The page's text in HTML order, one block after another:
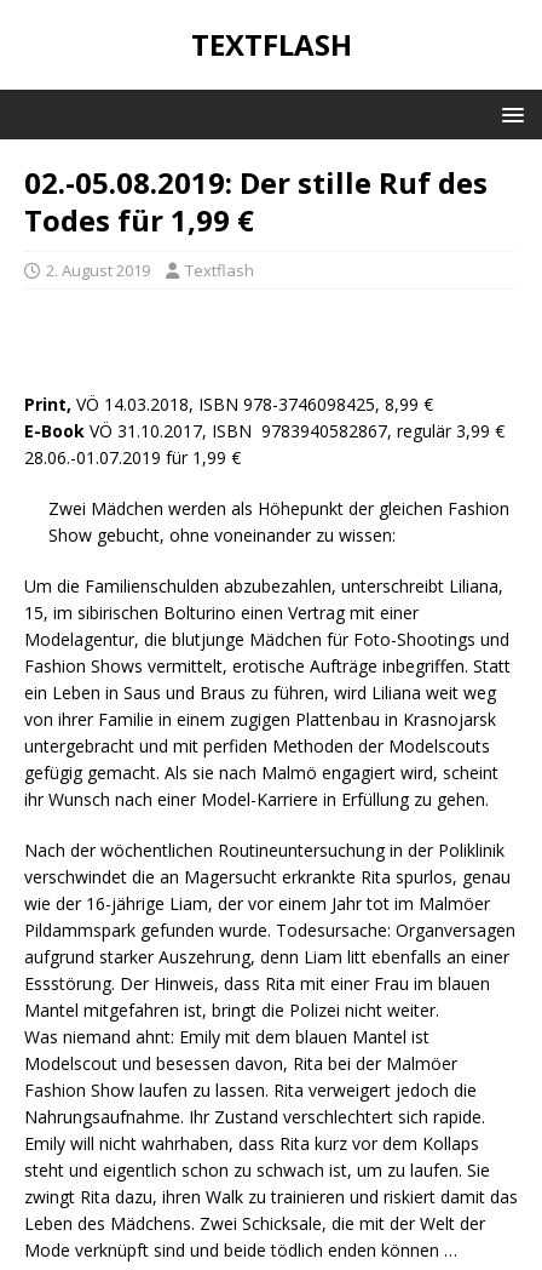
TEXTFLASH
02.-05.08.2019: Der stille Ruf des
Todes für 1,99 €
2. August 2019 Textflash
Print, VÖ 14.03.2018, ISBN 978-3746098425, 8,99 €
E-Book VÖ 31.10.2017, ISBN 9783940582867, regulär 3,99 €
28.06.-01.07.2019 für 1,99 €
Zwei Mädchen werden als Höhepunkt der gleichen Fashion
Show gebucht, ohne voneinander zu wissen:
Um die Familienschulden abzubezahlen, unterschreibt Liliana,
15, im sibirischen Bolturino einen Vertrag mit einer
Modelagentur, die blutjunge Mädchen für Foto-Shootings und
Fashion Shows vermittelt, erotische Aufträge inbegriffen. Statt
ein Leben in Saus und Braus zu führen, wird Liliana weit weg
von ihrer Familie in einem zugigen Plattenbau in Krasnojarsk
untergebracht und mit perfiden Methoden der Modelscouts
gefügig gemacht. Als sie nach Malmö engagiert wird, scheint
ihr Wunsch nach einer Model-Karriere in Erfüllung zu gehen.
Nach der wöchentlichen Routineuntersuchung in der Poliklinik
verschwindet die an Magersucht erkrankte Rita spurlos, genau
wie der 16-jährige Liam, der vor einem Jahr tot im Malmöer
Pildammspark gefunden wurde. Todesursache: Organversagen
aufgrund starker Auszehrung, denn Liam litt ebenfalls an einer
Essstörung. Der Hinweis, dass Rita mit einer Frau im blauen
Mantel mitgefahren ist, bringt die Polizei nicht weiter.
Was niemand ahnt: Emily mit dem blauen Mantel ist
Modelscout und besessen davon, Rita bei der Malmöer
Fashion Show laufen zu lassen. Rita verweigert jedoch die
Nahrungsaufnahme. Ihr Zustand verschlechtert sich rapide.
Emily will nicht wahrhaben, dass Rita kurz vor dem Kollaps
steht und eigentlich schon zu schwach ist, um zu laufen. Sie
zwingt Rita dazu, ihren Walk zu trainieren und riskiert damit das
Leben des Mädchens. Zwei Schicksale, die mit der Welt der
Mode verknüpft sind und beide tödlich enden können …